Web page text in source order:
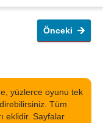
Önceki
yüzlerce oyunu tek
Tüm
eklidir. Sayfalar